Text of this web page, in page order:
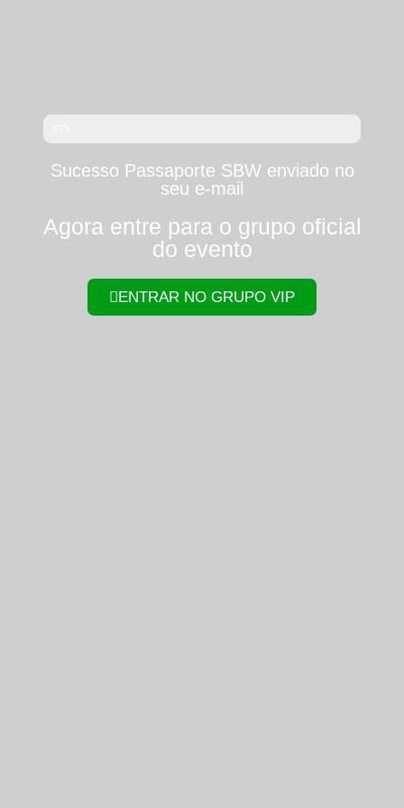
Sucesso Passaporte SBW enviado no
seu e-mail
Agora entre para o grupo oficial
do evento
ENTRAR NO GRUPO VIP